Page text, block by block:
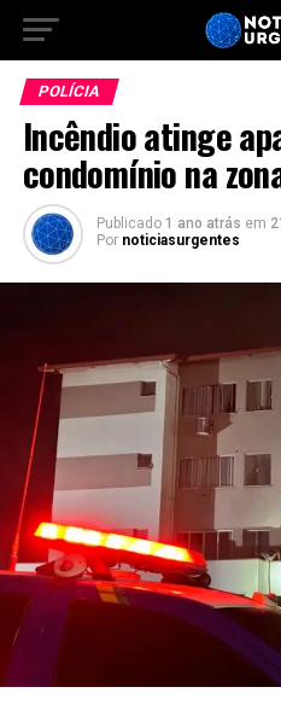
POLÍCIA
Incêndio atinge
condomínio na
Publicado 1 ano atrás em
Por noticiasurgentes